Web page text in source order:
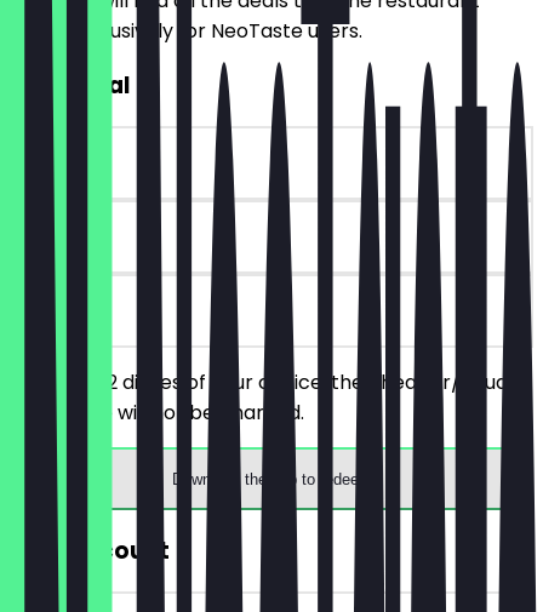
offers exclusively for NeoTaste users.
2for1 Meal
~€12 value
30 days
on site
You order 2 dishes of your choice, the cheaper/equally
priced one will not be charged.
Download the app to redeem
30% Discount